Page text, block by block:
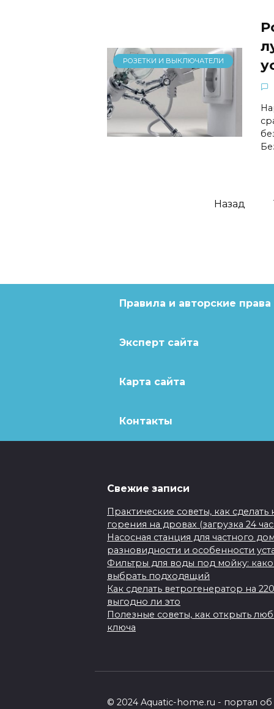
РОЗЕТКИ И ВЫКЛЮЧАТЕЛИ
Назад
Правила и авторские права
Эксперт сайта
Карта сайта
Контакты
Свежие записи
Практические советы, как
горения на дровах (загрузка 24
Насосная станция для частного
разновидности и особенности
Фильтры для воды под мойку:
выбрать подходящий
Как сделать ветрогенератор на
выгодно ли это
Полезные советы, как открыть
ключа
© 2024 Aquatic-home.ru - портал